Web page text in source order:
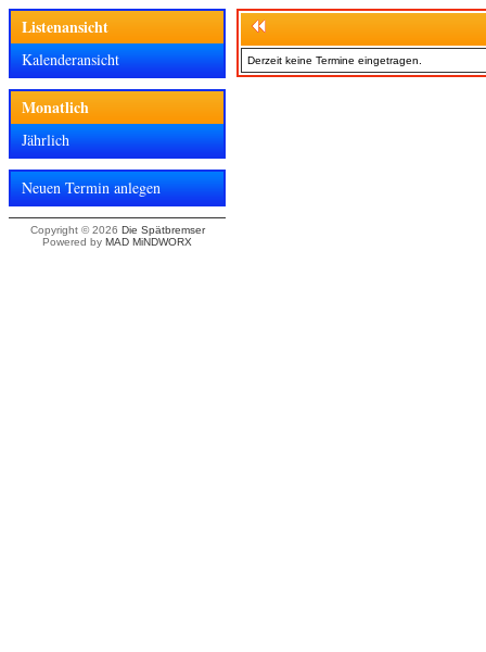
Listenansicht
Kalenderansicht
Monatlich
Jährlich
Neuen Termin anlegen
Copyright © 2026 Die Spätbremser
Powered by MAD MiNDWORX
Derzeit keine Termine eingetragen.